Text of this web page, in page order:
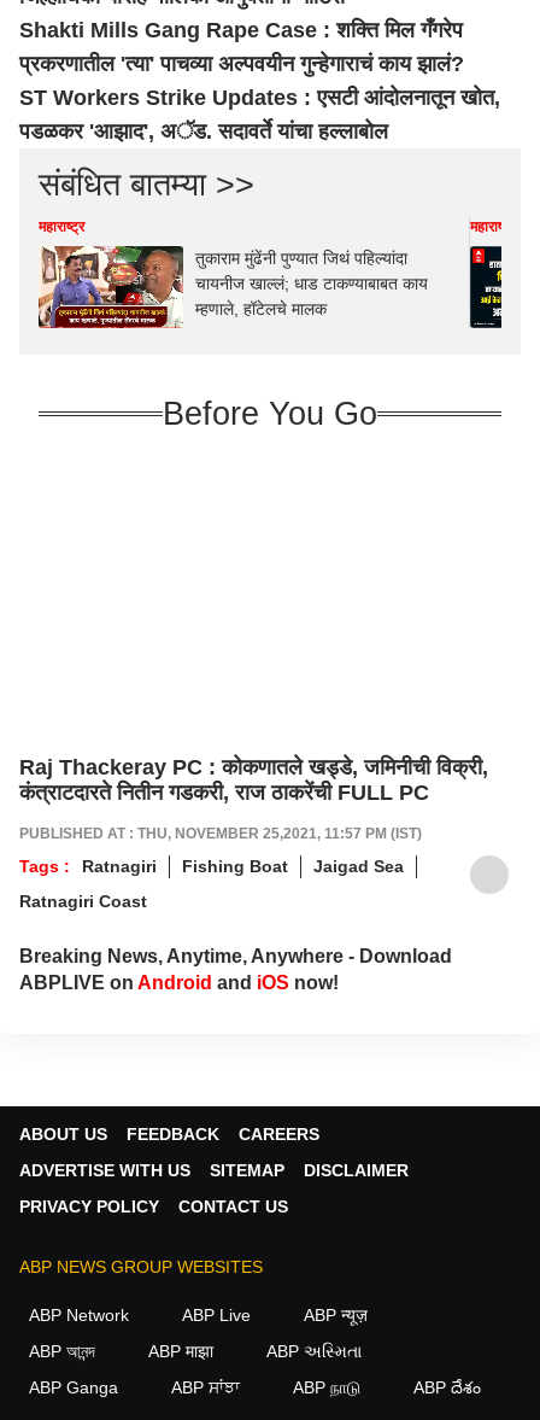
Shakti Mills Gang Rape Case : शक्ति मिल गँगरेप
प्रकरणातील 'त्या' पाचव्या अल्पवयीन गुन्हेगाराचं काय झालं?
ST Workers Strike Updates : एसटी आंदोलनातून खोत,
पडळकर 'आझाद', अॅड. सदावर्ते यांचा हल्लाबोल
संबंधित बातम्या >>
महाराष्ट्र
तुकाराम मुंढेंनी पुण्यात जिथं पहिल्यांदा
चायनीज खाल्लं; धाड टाकण्याबाबत काय
म्हणाले, हॉटेलचे मालक
महाराष्ट्र
Before You Go
Raj Thackeray PC : कोकणातले खड्डे, जमिनीची विक्री,
कंत्राटदारते नितीन गडकरी, राज ठाकरेंची FULL PC
PUBLISHED AT : THU, NOVEMBER 25,2021, 11:57 PM (IST)
Tags : Ratnagiri Fishing Boat
Jaigad Sea
Ratnagiri Coast
Breaking News, Anytime, Anywhere - Download
ABPLIVE on Android and iOS now!
ABOUT US FEEDBACK
CAREERS
ADVERTISE WITH US
SITEMAP
DISCLAIMER
PRIVACY POLICY
CONTACT US
ABP NEWS GROUP WEBSITES
ABP Network ABP Live
ABP न्यूज़
ABP আনন্দ
ABP माझा
ABP અસ્મિતા
ABP Ganga
ABP ਸਾਂਝਾ ABP நாடு ABP దేశం